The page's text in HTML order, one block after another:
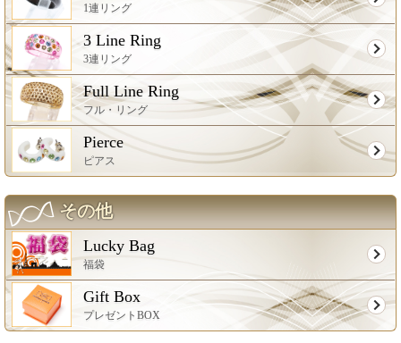
1連リング
3 Line Ring
3連リング
Full Line Ring
フル・リング
Pierce
ピアス
その他
Lucky Bag
福袋
Gift Box
プレゼントBOX